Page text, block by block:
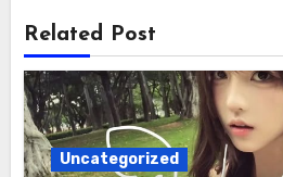
Related Post
Uncategorized